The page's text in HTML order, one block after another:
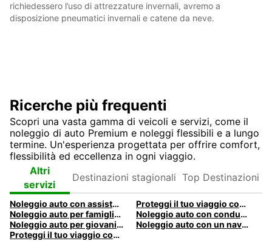
richiedessero l’uso di attrezzature invernali, avremo a
disposizione pneumatici invernali e catene da neve.
Ricerche più frequenti
Scopri una vasta gamma di veicoli e servizi, come il
noleggio di auto Premium e noleggi flessibili e a lungo
termine. Un'esperienza progettata per offrire comfort,
flessibilità ed eccellenza in ogni viaggio.
Altri
servizi
stagionali
Destinazioni
Noleggio auto con assistenza stradale estesa
Proteggi il tuo viaggio con le nostre coperture
Noleggio auto per famiglie con Europcar
Noleggio auto con conducente aggiuntivo con Europcar
Noleggio auto per giovani conducenti con Europcar
Noleggio auto con un navigatore GPS per il tuo viaggio
Proteggi il tuo viaggio con le nostre coperture